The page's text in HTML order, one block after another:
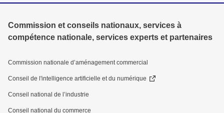
Commission et conseils nationaux, services à
compétence nationale, services experts et partenaires
Commission nationale d’aménagement commercial
Conseil de l'intelligence artificielle et du numérique
Conseil national de l’industrie
Conseil national du commerce